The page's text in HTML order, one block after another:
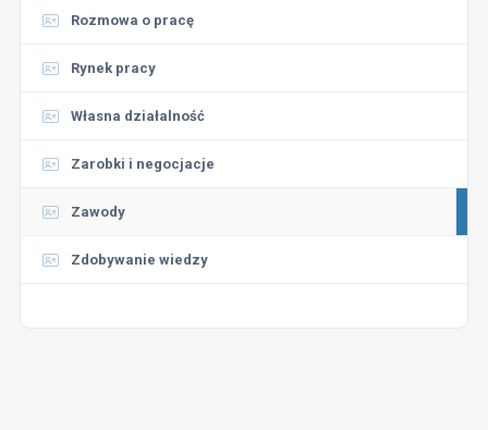
Rozmowa o pracę
Rynek pracy
Własna działalność
Zarobki i negocjacje
Zawody
Zdobywanie wiedzy